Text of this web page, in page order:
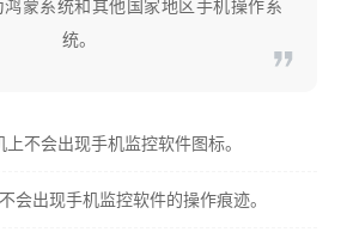
蒙系统和其他国家地区手机操作系
统。
上不会出现手机监控软件图标。
会出现手机监控软件的操作痕迹。